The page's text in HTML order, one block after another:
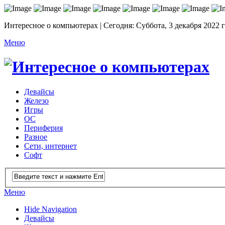
Интересное о компьютерах | Сегодня: Суббота, 3 декабря 2022
Меню
Девайсы
Железо
Игры
ОС
Периферия
Разное
Сети, интернет
Софт
Меню
Hide Navigation
Девайсы